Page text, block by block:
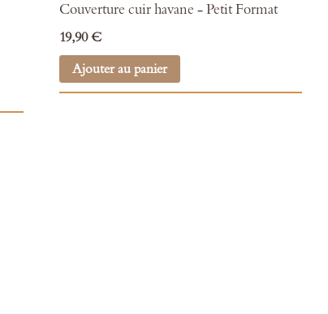
Couverture cuir havane - Petit Format
19,90 €
Ajouter au panier